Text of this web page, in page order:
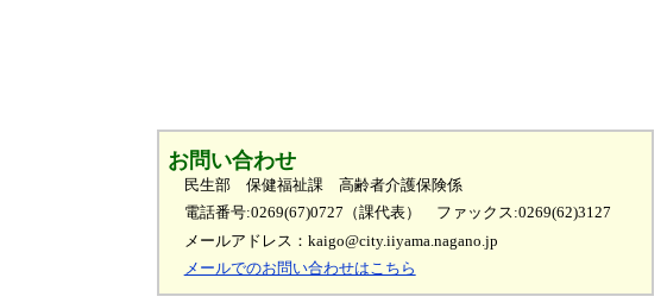
お問い合わせ
民生部 保健福祉課 高齢者介護保険係
電話番号:0269(67)0727（課代表） ファックス:0269(62)3127
メールアドレス：kaigo@city.iiyama.nagano.jp
メールでのお問い合わせはこちら